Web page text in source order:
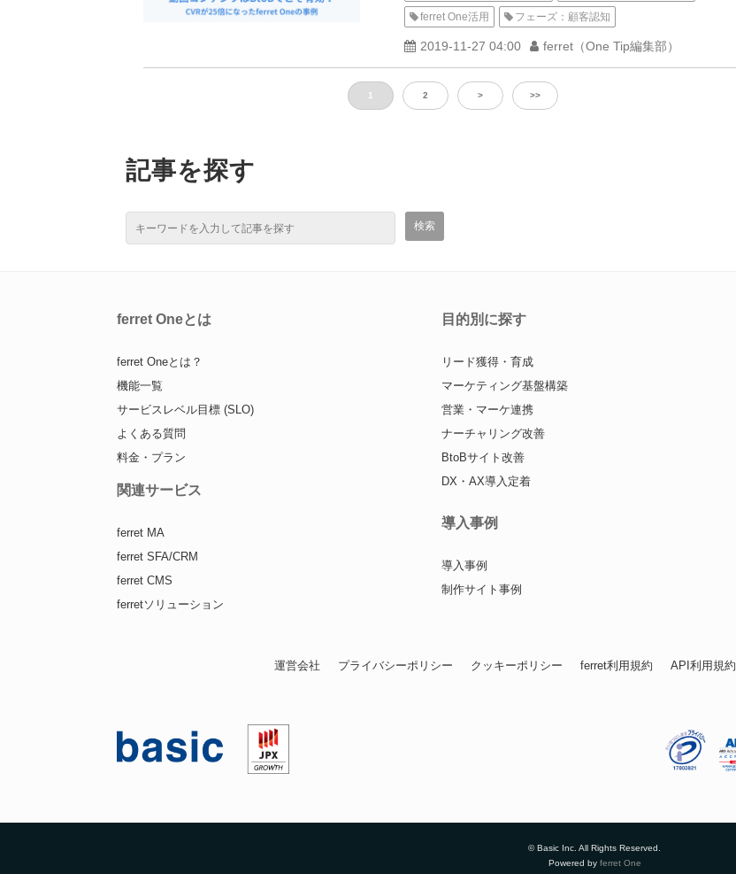
ferret One活用 フェーズ：顧客認知
2019-11-27 04:00 ferret（One Tip編集部）
1 2 > >>
記事を探す
ferret Oneとは
ferret Oneとは？
機能一覧
サービスレベル目標 (SLO)
よくある質問
料金・プラン
関連サービス
ferret MA
ferret SFA/CRM
ferret CMS
ferretソリューション
目的別に探す
リード獲得・育成
マーケティング基盤構築
営業・マーケ連携
ナーチャリング改善
BtoBサイト改善
DX・AX導入定着
導入事例
導入事例
制作サイト事例
運営会社 プライバシーポリシー クッキーポリシー ferret利用規約 API利用規約
© Basic Inc. All Rights Reserved.
Powered by ferret One